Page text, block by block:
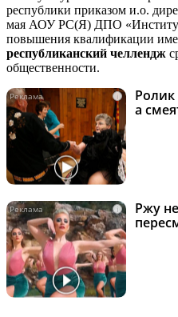
республики приказом и.о.
мая АОУ РС(Я) ДПО «Институт
повышения квалификации
республиканский челлендж
общественности.
i
Ролик
а
i
Ржу